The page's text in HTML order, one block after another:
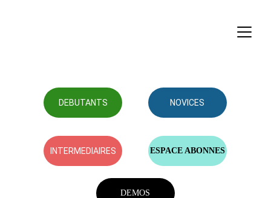
DEBUTANTS NOVICES
INTERMEDIAIRES
DEMOS
ESPACE ABONNES